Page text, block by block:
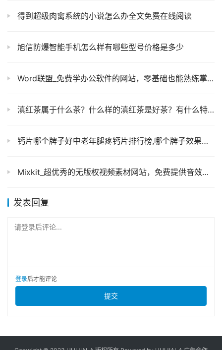
得到超级肉禽系统的小说怎么办全文免费在线阅读
旭信防爆智能手机怎么样有哪些型号价格是多少
Word联盟_免费学办公软件的网站，零基础也能熟练掌握excel、wps
滇红茶属于什么茶？什么样的滇红茶是好茶？有什么特点？
钙片哪个牌子好中老年腿疼钙片排行榜,哪个牌子效果最好
Mixkit_超优秀的无版权视频素材网站，免费提供音效、pr和ae等视频模板及资源！
发表回复
请登录后评论...
登录后才能评论
提交